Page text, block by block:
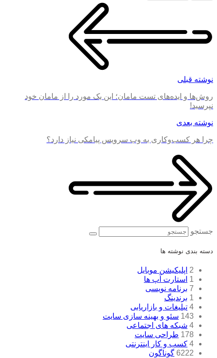
نوشته قبلی
روش‌ها و ایده‌های تست مامان؛ این یک مورد را از مامان خود
نپرسید!
نوشته بعدی
چرا هر کسب‌وکاری به وب‌ سرویس پیامکی نیاز دارد؟
جستجو
دسته بندی نوشته ها
2 اپلیکیشن موبایل
1 استارت آپ ها
7 برنامه نویسی
1 برندینگ
4 تبلیغات و بازاریابی
143 سئو و بهینه سازی سایت
4 شبکه های اجتماعی
178 طراحی سایت
4 کسب و کار اینترنتی
6222 گوناگون